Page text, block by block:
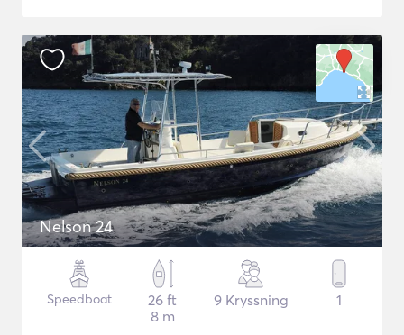
Nelson 24
Speedboat
26 ft
8 m
9 Kryssning 1